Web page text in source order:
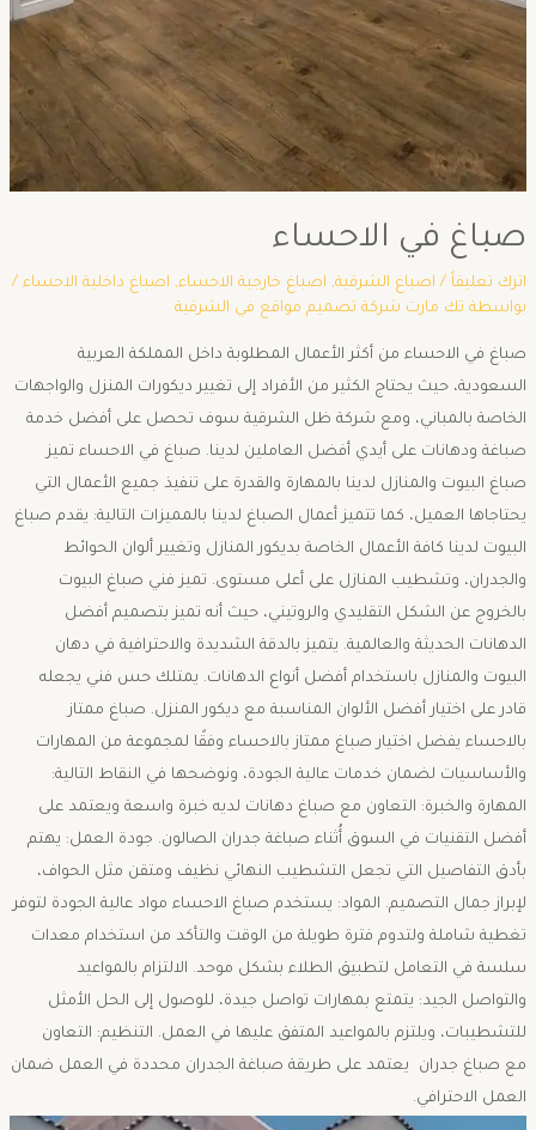
صباغ في الاحساء
اترك تعليقاً / اصباغ الشرقية, اصباغ خارجية الاحساء, اصباغ داخلية الاحساء/
بواسطة تك مارت شركة تصميم مواقع في الشرقية
صباغ في الاحساء من أكثر الأعمال المطلوبة داخل المملكة العربية
السعودية، حيث يحتاج الكثير من الأفراد إلى تغيير ديكورات المنزل والواجهات
الخاصة بالمباني، ومع شركة ظل الشرقية سوف تحصل على أفضل خدمة
صباغة ودهانات على أيدي أفضل العاملين لدينا. صباغ في الاحساء تميز
صباغ البيوت والمنازل لدينا بالمهارة والقدرة على تنفيذ جميع الأعمال التي
يحتاجاها العميل، كما تتميز أعمال الصباغ لدينا بالمميزات التالية: يقدم صباغ
البيوت لدينا كافة الأعمال الخاصة بديكور المنازل وتغيير ألوان الحوائط
والجدران، وتشطيب المنازل على أعلى مستوى. تميز فني صباغ البيوت
بالخروج عن الشكل التقليدي والروتيني، حيث أنه تميز بتصميم أفضل
الدهانات الحديثة والعالمية. يتميز بالدقة الشديدة والاحترافية في دهان
البيوت والمنازل باستخدام أفضل أنواع الدهانات. يمتلك حس فني يجعله
قادر على اختيار أفضل الألوان المناسبة مع ديكور المنزل. صباغ ممتاز
بالاحساء يفضل اختيار صباغ ممتاز بالاحساء وفقًا لمجموعة من المهارات
والأساسيات لضمان خدمات عالية الجودة، ونوضحها في النقاط التالية:
المهارة والخبرة: التعاون مع صباغ دهانات لديه خبرة واسعة ويعتمد على
أفضل التقنيات في السوق أُثناء صباغة جدران الصالون. جودة العمل: يهتم
بأدق التفاصيل التي تجعل التشطيب النهائي نظيف ومتقن مثل الحواف،
لإبراز جمال التصميم. المواد: يستخدم صباغ الاحساء مواد عالية الجودة لتوفر
تغطية شاملة ولتدوم فترة طويلة من الوقت والتأكد من استخدام معدات
سلسة في التعامل لتطبيق الطلاء بشكل موحد. الالتزام بالمواعيد
والتواصل الجيد: يتمتع بمهارات تواصل جيدة، للوصول إلى الحل الأمثل
للتشطيبات، ويلتزم بالمواعيد المتفق عليها في العمل. التنظيم: التعاون
مع صباغ جدران يعتمد على طريقة صباغة الجدران محددة في العمل ضمان
العمل الاحترافي.